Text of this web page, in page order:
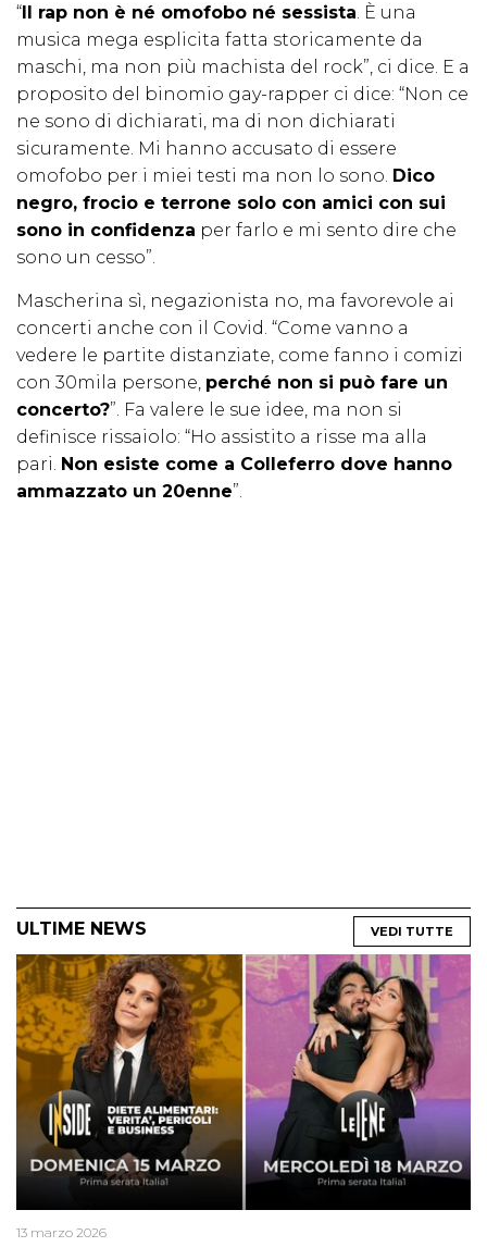
“ Il rap non è né omofobo né sessista. È una
musica mega esplicita fatta storicamente da
maschi, ma non più machista del rock”, ci dice. E a
proposito del binomio gay-rapper ci dice: “Non ce
ne sono di dichiarati, ma di non dichiarati
sicuramente. Mi hanno accusato di essere
omofobo per i miei testi ma non lo sono. Dico
negro, frocio e terrone solo con amici con sui
sono in confidenza per farlo e mi sento dire che
sono un cesso”.
Mascherina sì, negazionista no, ma favorevole ai
concerti anche con il Covid. “Come vanno a
vedere le partite distanziate, come fanno i comizi
con 30mila persone, perché non si può fare un
concerto?”. Fa valere le sue idee, ma non si
definisce rissaiolo: “Ho assistito a risse ma alla
pari. Non esiste come a Colleferro dove hanno
ammazzato un 20enne”.
ULTIME NEWS VEDI TUTTE
13 marzo 2026